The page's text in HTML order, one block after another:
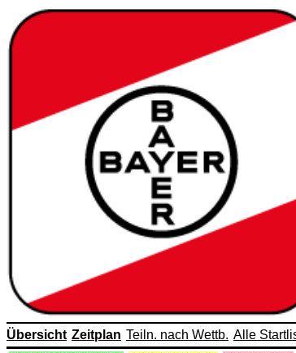
Übersicht Zeitplan Teiln. nach Wettb. Alle